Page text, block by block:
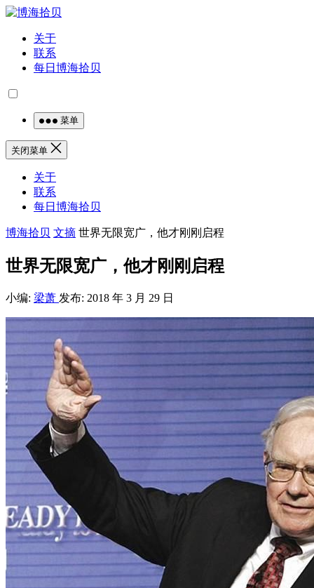
关于
联系
每日博海拾贝
菜单
关闭菜单
关于
联系
每日博海拾贝
博海拾贝 文摘 世界无限宽广，他才刚刚启程
世界无限宽广，他才刚刚启程
小编: 梁萧 发布: 2018 年 3 月 29 日